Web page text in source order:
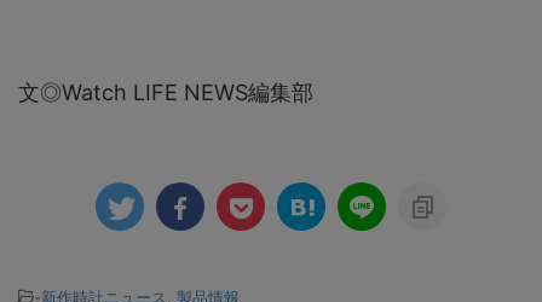
文◎Watch LIFE NEWS編集部
-新作時計ニュース
製品情報